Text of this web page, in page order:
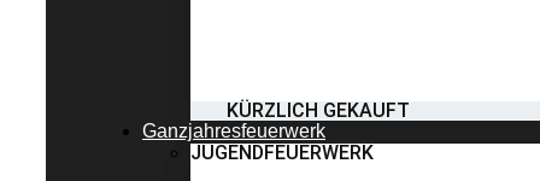
KÜRZLICH GEKAUFT
Ganzjahresfeuerwerk
JUGENDFEUERWERK